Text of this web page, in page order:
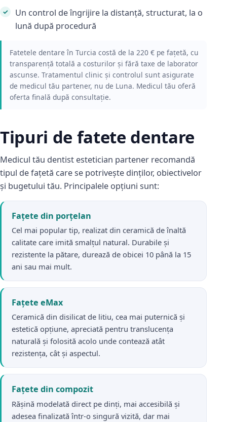
Un control de îngrijire la distanță, structurat, la o
lună după procedură
Fatetele dentare în Turcia costă de la 220 € pe fațetă, cu
transparență totală a costurilor și fără taxe de laborator
ascunse. Tratamentul clinic și controlul sunt asigurate
de medicul tău partener, nu de Luna. Medicul tău oferă
oferta finală după consultație.
Tipuri de fatete dentare
Medicul tău dentist estetician partener recomandă
tipul de fațetă care se potrivește dinților, obiectivelor
și bugetului tău. Principalele opțiuni sunt:
Fațete din porțelan
Cel mai popular tip, realizat din ceramică de înaltă
calitate care imită smalțul natural. Durabile și
rezistente la pătare, durează de obicei 10 până la 15
ani sau mai mult.
Fațete eMax
Ceramică din disilicat de litiu, cea mai puternică și
estetică opțiune, apreciată pentru translucența
naturală și folosită acolo unde contează atât
rezistența, cât și aspectul.
Fațete din compozit
Rășină modelată direct pe dinți, mai accesibilă și
adesea finalizată într-o singură vizită, dar mai